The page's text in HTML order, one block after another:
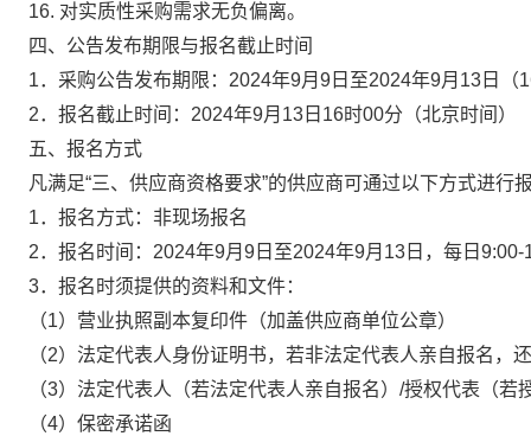
16. 对实质性采购需求无负偏离。
四、公告发布期限与报名截止时间
1．采购公告发布期限：2024年9月9日至2024年9月13日（
2．报名截止时间：2024年9月13日16时00分（北京时间）
五、报名方式
凡满足“三、供应商资格要求”的供应商可通过以下方式进行
1．报名方式：非现场报名
2．报名时间：2024年9月9日至2024年9月13日，每日
3．报名时须提供的资料和文件：
（1）营业执照副本复印件（加盖供应商单位公章）
（2）法定代表人身份证明书，若非法定代表人亲自报名，
（3）法定代表人（若法定代表人亲自报名）/授权代表（若
（4）保密承诺函